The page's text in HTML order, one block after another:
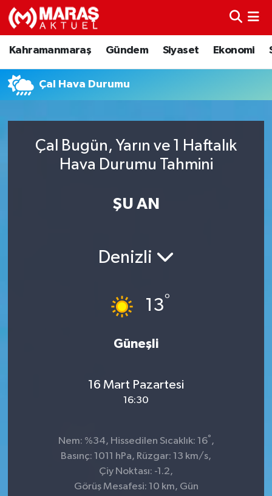
Kahramanmaraş Gündem Siyaset Ekonomi
Çal Hava Durumu
Çal Bugün, Yarın ve 1 Haftalık
Hava Durumu Tahmini
ŞU AN
Denizli
13°
Güneşli
16 Mart Pazartesi
16:30
Nem: %34, Hissedilen Sıcaklık: 16° ,
Basınç: 1011 hPa, Rüzgar: 13 km/s,
Çiy Noktası: -1.2,
Görüş Mesafesi: 10 km, Gün
Kahramanmaraş
Ekonomi
Nöbetçi Eczaneler
Trafik Durumu
TFF 3.Lig 4.Grup Puan Durumu ve Fikstür